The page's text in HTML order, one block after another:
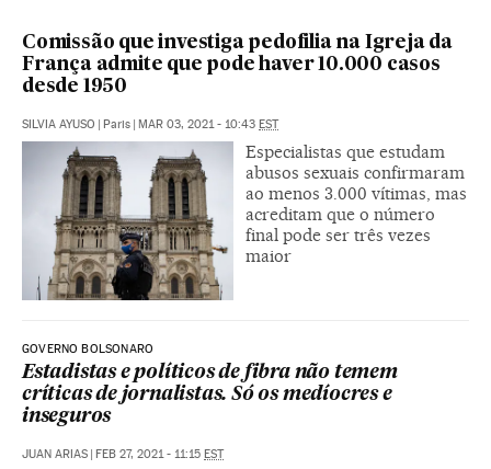
Comissão que investiga pedofilia na Igreja da
França admite que pode haver 10.000 casos
desde 1950
SILVIA AYUSO | Paris | MAR 03, 2021 - 10:43 EST
Especialistas que estudam
abusos sexuais confirmaram
ao menos 3.000 vítimas, mas
acreditam que o número
final pode ser três vezes
maior
GOVERNO BOLSONARO
Estadistas e políticos de fibra não temem
críticas de jornalistas. Só os medíocres e
inseguros
JUAN ARIAS | FEB 27, 2021 - 11:15 EST